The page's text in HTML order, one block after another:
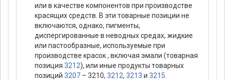
или в качестве компонентов при производстве
красящих средств. В эти товарные позиции не
включаются, однако, пигменты,
диспергированные в неводных средах, жидкие
или пастообразные, используемые при
производстве красок , включая эмали (товарная
позиция 3212), или иные продукты товарных
позиций 3207 – 3210, 3212, 3213 и 3215